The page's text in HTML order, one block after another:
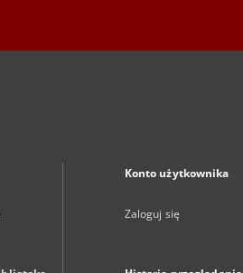
Konto użytkownika
Zaloguj się